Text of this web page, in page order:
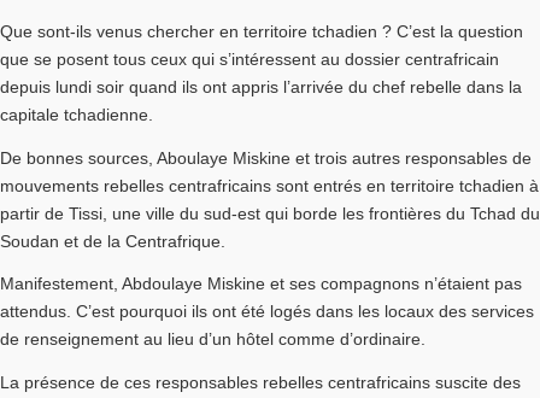
Que sont-ils venus chercher en territoire tchadien ? C’est la question
que se posent tous ceux qui s’intéressent au dossier centrafricain
depuis lundi soir quand ils ont appris l’arrivée du chef rebelle dans la
capitale tchadienne.
De bonnes sources, Aboulaye Miskine et trois autres responsables de
mouvements rebelles centrafricains sont entrés en territoire tchadien à
partir de Tissi, une ville du sud-est qui borde les frontières du Tchad du
Soudan et de la Centrafrique.
Manifestement, Abdoulaye Miskine et ses compagnons n’étaient pas
attendus. C’est pourquoi ils ont été logés dans les locaux des services
de renseignement au lieu d’un hôtel comme d’ordinaire.
La présence de ces responsables rebelles centrafricains suscite des